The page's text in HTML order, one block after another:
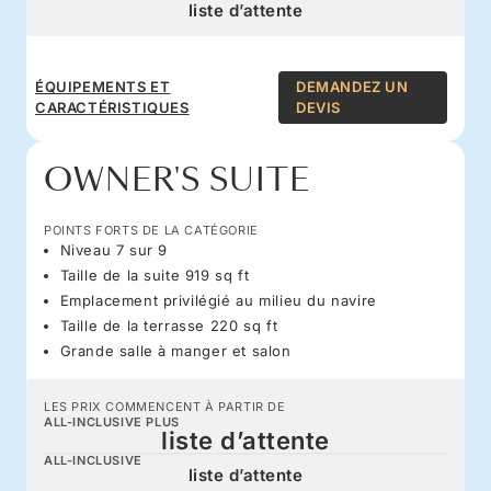
liste d’attente
ÉQUIPEMENTS ET
CARACTÉRISTIQUES
DEMANDEZ UN
DEVIS
OWNER'S SUITE
POINTS FORTS DE LA CATÉGORIE
Niveau 7 sur 9
Taille de la suite 919 sq ft
Emplacement privilégié au milieu du navire
Taille de la terrasse 220 sq ft
Grande salle à manger et salon
LES PRIX COMMENCENT À PARTIR DE
ALL-INCLUSIVE PLUS
liste d’attente
ALL-INCLUSIVE
liste d’attente